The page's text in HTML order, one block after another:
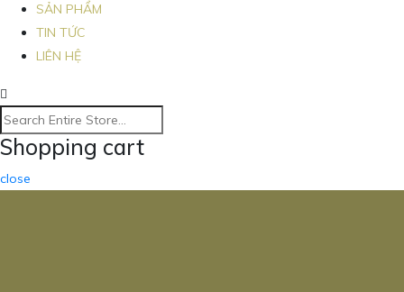
SẢN PHẨM
TIN TỨC
LIÊN HỆ
Shopping cart
close